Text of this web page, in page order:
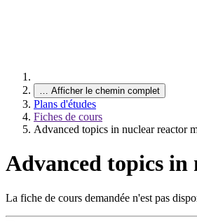
… Afficher le chemin complet
Plans d'études
Fiches de cours
Advanced topics in nuclear reactor
Advanced topics
La fiche de cours demandée n'est pas